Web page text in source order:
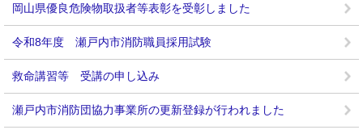
岡山県優良危険物取扱者等表彰を受彰しました
令和8年度 瀬戸内市消防職員採用試験
救命講習等 受講の申し込み
瀬戸内市消防団協力事業所の更新登録が行われました